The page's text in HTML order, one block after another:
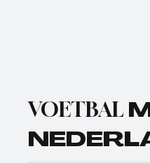
VOETBAL